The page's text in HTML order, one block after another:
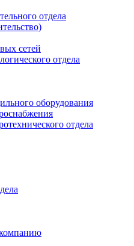
отдела
сетей
отдела
оборудования
отдела